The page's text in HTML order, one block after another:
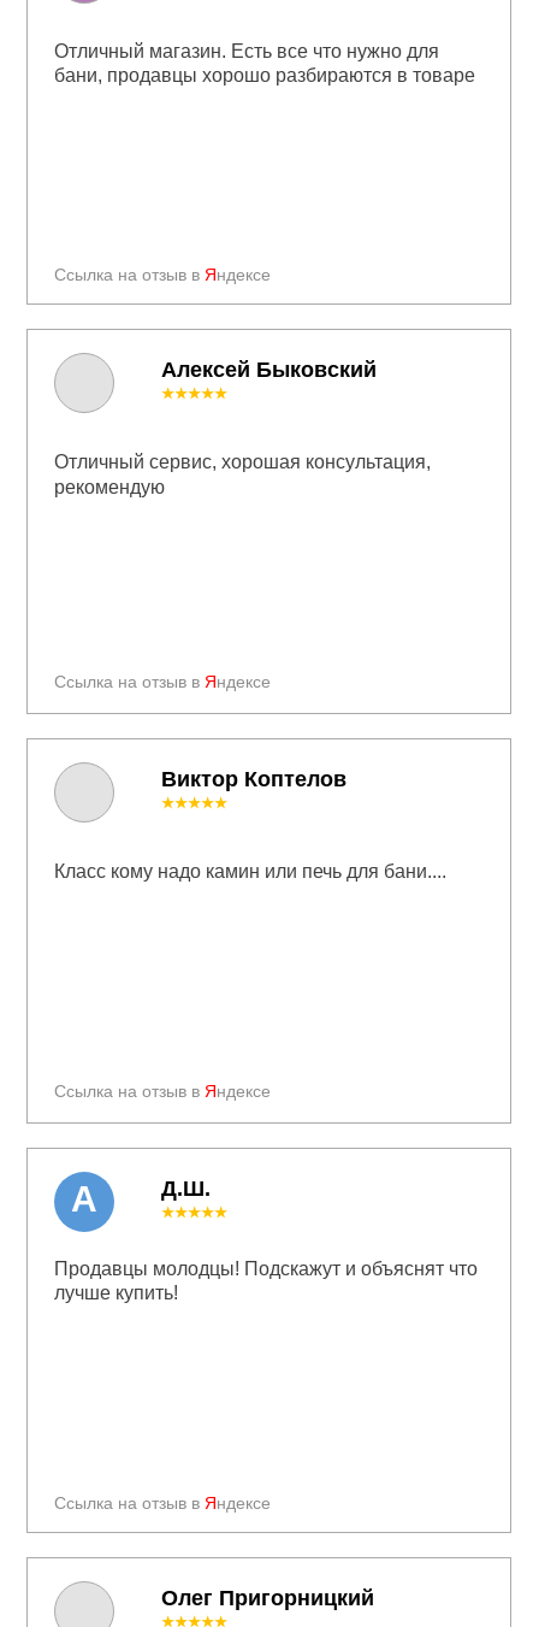
Ссылка на отзыв в Яндексе
Отличный магазин. Есть все что нужно для
бани, продавцы хорошо разбираются в товаре
Алексей Быковский
Ссылка на отзыв в Яндексе
★★★★★
Отличный сервис, хорошая консультация,
рекомендую
Олег Пригорницкий
Ссылка на отзыв в Яндексе
★★★★★
Класс кому надо камин или печь для бани....
Д.Ш.
Ссылка на отзыв в Яндексе
★★★★★
Продавцы молодцы! Подскажут и объяснят что
лучше купить!
А
Виктор Коптелов
★★★★★